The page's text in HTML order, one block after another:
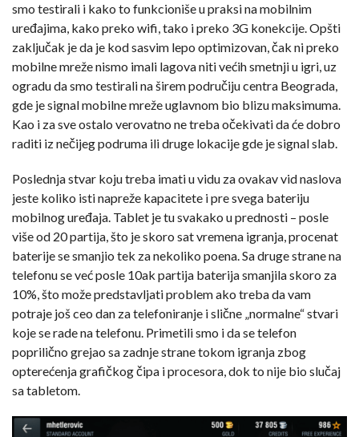
smo testirali i kako to funkcioniše u praksi na mobilnim
uređajima, kako preko wifi, tako i preko 3G konekcije. Opšti
zaključak je da je kod sasvim lepo optimizovan, čak ni preko
mobilne mreže nismo imali lagova niti većih smetnji u igri, uz
ogradu da smo testirali na širem područiju centra Beograda,
gde je signal mobilne mreže uglavnom bio blizu maksimuma.
Kao i za sve ostalo verovatno ne treba očekivati da će dobro
raditi iz nečijeg podruma ili druge lokacije gde je signal slab.
Poslednja stvar koju treba imati u vidu za ovakav vid naslova
jeste koliko isti napreže kapacitete i pre svega bateriju
mobilnog uređaja. Tablet je tu svakako u prednosti – posle
više od 20 partija, što je skoro sat vremena igranja, procenat
baterije se smanjio tek za nekoliko poena. Sa druge strane na
telefonu se već posle 10ak partija baterija smanjila skoro za
10%, što može predstavljati problem ako treba da vam
potraje još ceo dan za telefoniranje i slične „normalne“ stvari
koje se rade na telefonu. Primetili smo i da se telefon
poprilično grejao sa zadnje strane tokom igranja zbog
opterećenja grafičkog čipa i procesora, dok to nije bio slučaj
sa tabletom.